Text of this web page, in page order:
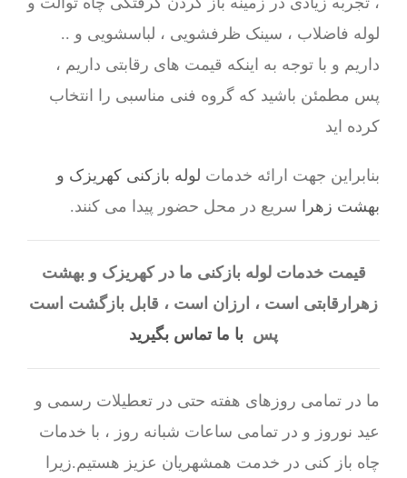
لوله فاضلاب ، سینک ظرفشویی ، لباسشویی و ..
داریم و با توجه به اینکه قیمت های رقابتی داریم ،
پس مطمئن باشید که گروه فنی مناسبی را انتخاب
کرده اید
بنابراین جهت ارائه خدمات لوله بازکنی کهریزک و
بهشت زهرا
سریع در محل حضور پیدا می کنند.
قیمت خدمات لوله بازکنی ما در کهریزک و بهشت
زهرارقابتی است ، ارزان است ، قابل بازگشت است
پس با ما تماس بگیرید
ما در تمامی روزهای هفته حتی در تعطیلات رسمی و
عید نوروز و در تمامی ساعات شبانه روز ، با خدمات
چاه باز کنی در خدمت همشهریان عزیز هستیم.زیرا